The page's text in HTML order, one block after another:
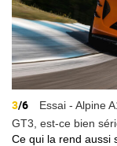
3/6
Essai - Alpine
GT3, est-ce bien
Ce qui la rend aussi